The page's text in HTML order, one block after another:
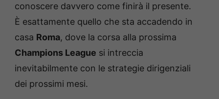
conoscere davvero come finirà il presente.
È esattamente quello che sta accadendo in
casa Roma, dove la corsa alla prossima
Champions League si intreccia
inevitabilmente con le strategie dirigenziali
dei prossimi mesi.